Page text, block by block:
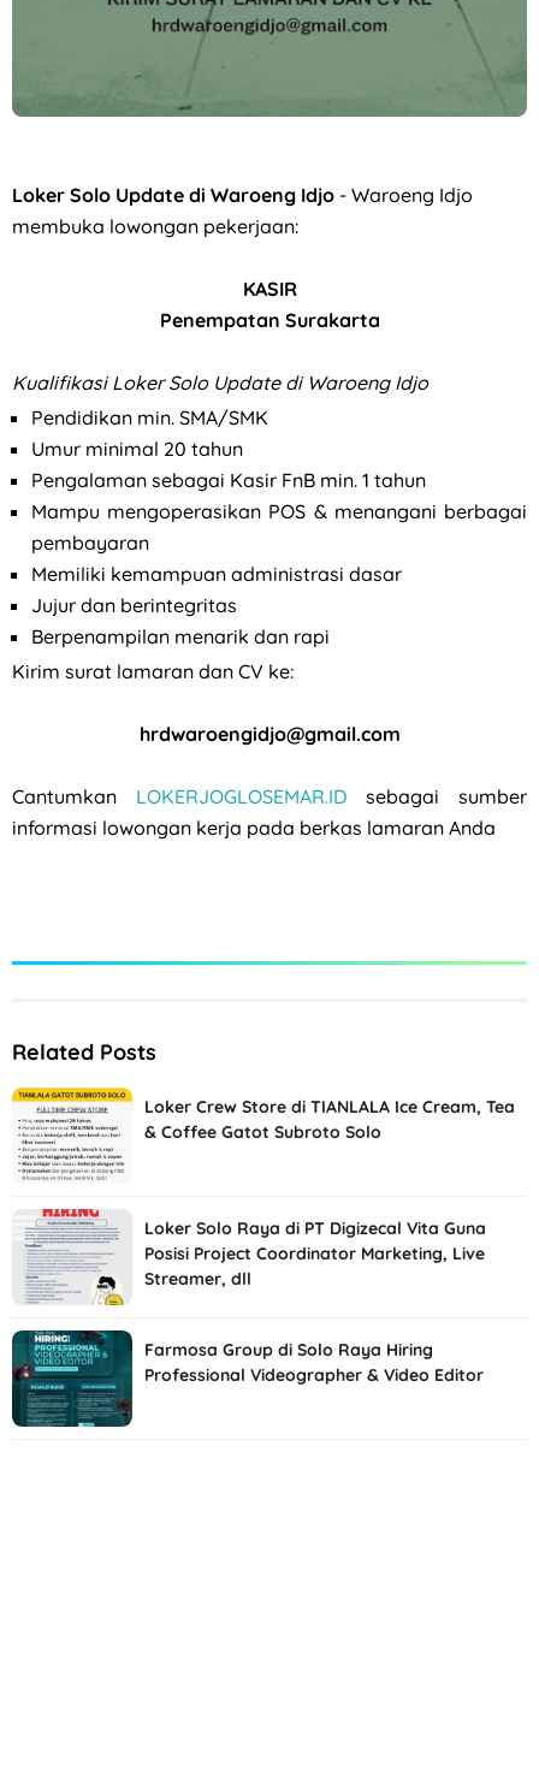
Loker Solo Update di Waroeng Idjo - Waroeng Idjo
membuka lowongan pekerjaan:
KASIR
Penempatan Surakarta
Kualifikasi Loker Solo Update di Waroeng Idjo
Pendidikan min. SMA/SMK
Umur minimal 20 tahun
Pengalaman sebagai Kasir FnB min. 1 tahun
Mampu mengoperasikan POS & menangani berbagai
pembayaran
Memiliki kemampuan administrasi dasar
Jujur dan berintegritas
Berpenampilan menarik dan rapi
Kirim surat lamaran dan CV ke:
hrdwaroengidjo@gmail.com
Cantumkan LOKERJOGLOSEMAR.ID sebagai sumber
informasi lowongan kerja pada berkas lamaran Anda
Related Posts
Loker Crew Store di TIANLALA Ice Cream, Tea
& Coffee Gatot Subroto Solo
Loker Solo Raya di PT Digizecal Vita Guna
Posisi Project Coordinator Marketing, Live
Streamer, dll
Farmosa Group di Solo Raya Hiring
Professional Videographer & Video Editor